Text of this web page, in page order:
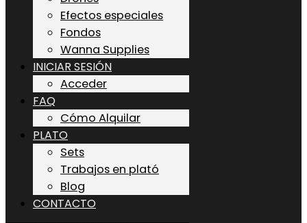
Efectos especiales
Fondos
Wanna Supplies
INICIAR SESIÓN
Acceder
FAQ
Cómo Alquilar
PLATO
Sets
Trabajos en plató
Blog
CONTACTO